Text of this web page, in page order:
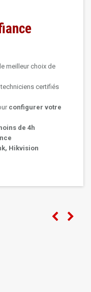
meilleur choix de
certifiés
configurer votre
de 4h
Hikvision